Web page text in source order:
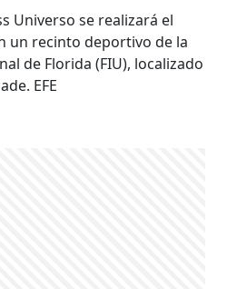
Universo se realizará el
un recinto deportivo de la
de Florida (FIU), localizado
EFE